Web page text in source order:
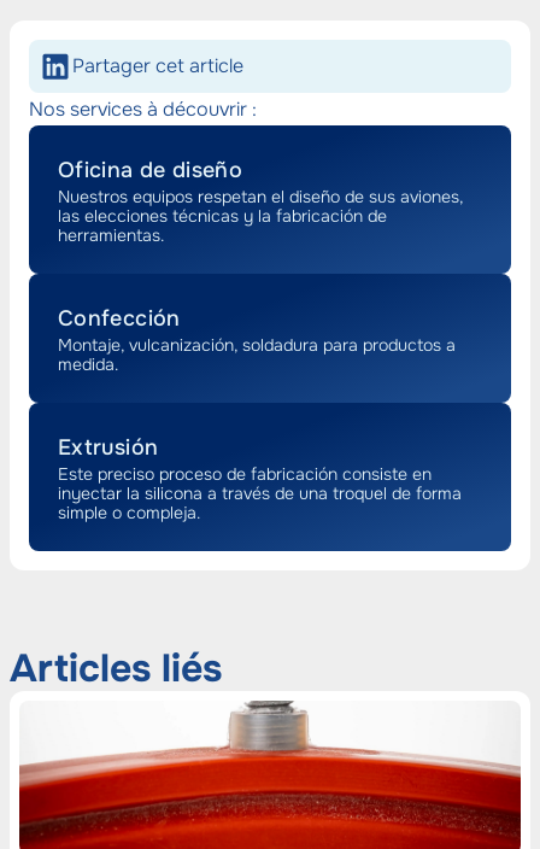
Partager cet article
Nos services à découvrir :
Oficina de diseño
Nuestros equipos respetan el diseño de sus aviones,
las elecciones técnicas y la fabricación de
herramientas.
Confección
Montaje, vulcanización, soldadura para productos a
medida.
Extrusión
Este preciso proceso de fabricación consiste en
inyectar la silicona a través de una troquel de forma
simple o compleja.
Articles liés